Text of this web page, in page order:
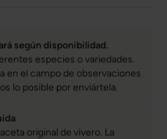
según disponibilidad.
especies o variedades.
en el campo de observaciones
lo posible por enviártela.
original de vivero. La